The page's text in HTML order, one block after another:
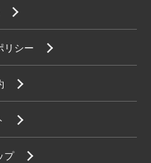
リシー
プ